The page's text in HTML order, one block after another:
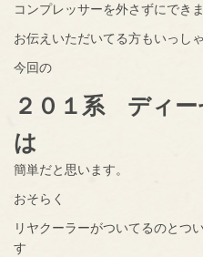
コンプレッサーを外さずにでき
お伝えいただいてる方もいっし
今回の
２０１系 ディ
は
簡単だと思います。
おそらく
リヤクーラーがついてるのとつ
す